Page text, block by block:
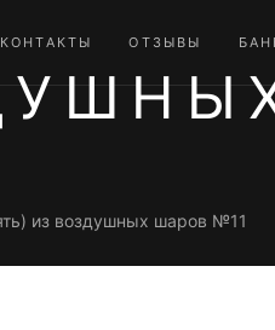
КОНТАКТЫ ОТЗЫВЫ
из воздушных шаров №11